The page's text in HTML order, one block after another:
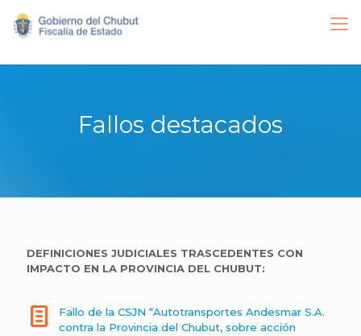
Fallos destacados
DEFINICIONES JUDICIALES TRASCEDENTES CON
IMPACTO EN LA PROVINCIA DEL CHUBUT:
Fallo de la CSJN “Autotransportes Andesmar S.A.
contra la Provincia del Chubut, sobre acción